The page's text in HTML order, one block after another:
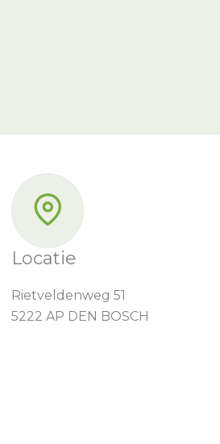
Locatie
Rietveldenweg 51
5222 AP DEN BOSCH